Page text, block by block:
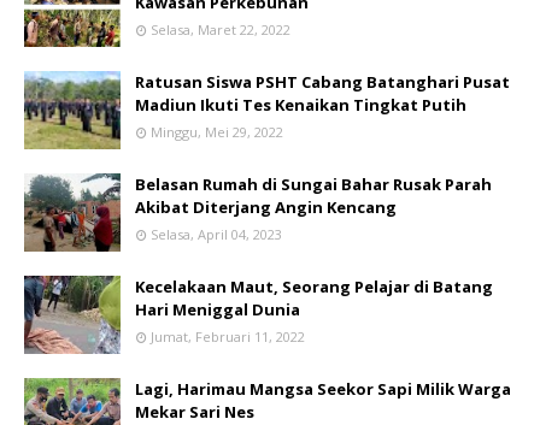
Selasa, Maret 22, 2022
Ratusan Siswa PSHT Cabang Batanghari Pusat
Madiun Ikuti Tes Kenaikan Tingkat Putih
Minggu, Mei 29, 2022
Belasan Rumah di Sungai Bahar Rusak Parah
Akibat Diterjang Angin Kencang
Selasa, April 04, 2023
Kecelakaan Maut, Seorang Pelajar di Batang
Hari Meniggal Dunia
Jumat, Februari 11, 2022
Lagi, Harimau Mangsa Seekor Sapi Milik Warga
Mekar Sari Nes